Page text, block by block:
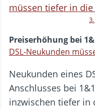
Preiserhöhung bei
DSL-Neukunden
Neukunden eines
Anschlusses bei
inzwischen tiefer in